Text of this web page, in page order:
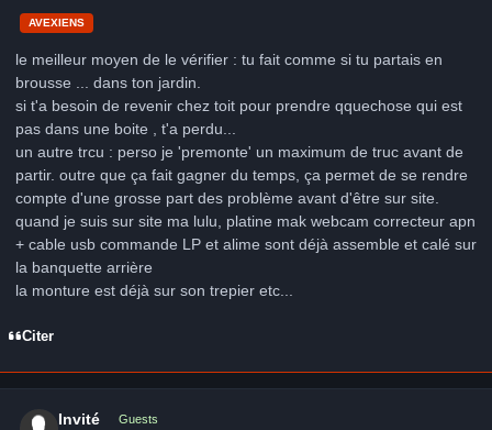
AVEXIENS
le meilleur moyen de le vérifier : tu fait comme si tu partais en
brousse ... dans ton jardin.
si t'a besoin de revenir chez toit pour prendre qquechose qui est
pas dans une boite , t'a perdu...
un autre trcu : perso je 'premonte' un maximum de truc avant de
partir. outre que ça fait gagner du temps, ça permet de se rendre
compte d'une grosse part des problème avant d'être sur site.
quand je suis sur site ma lulu, platine mak webcam correcteur apn
+ cable usb commande LP et alime sont déjà assemble et calé sur
la banquette arrière
la monture est déjà sur son trepier etc...
Citer
Invité Guests